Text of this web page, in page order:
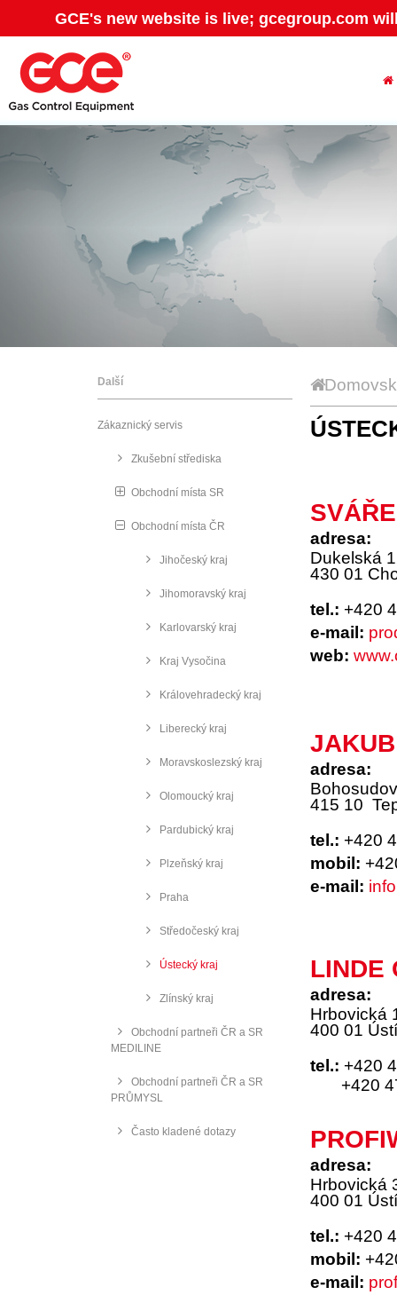
GCE's new website is live; gcegroup.com
Další
Zákaznický servis
Zkušební střediska
Obchodní místa SR
Obchodní místa ČR
Jihočeský kraj
Jihomoravský kraj
Karlovarský kraj
Kraj Vysočina
Královehradecký kraj
Liberecký kraj
Moravskoslezský kraj
Olomoucký kraj
Pardubický kraj
Plzeňský kraj
Praha
Středočeský kraj
Ústecký kraj
Zlínský kraj
Obchodní partneři ČR a SR
MEDILINE
Obchodní partneři ČR a SR
PRŮMYSL
Často kladené dotazy
adresa:
Dukelská
430 01
tel.: +420
e-mail:
web:
adresa:
415 10
tel.: +420
mobil:
e-mail:
LINDE
adresa:
Hrbovická
400 01
tel.: +420
+420
adresa:
Hrbovická
400 01
tel.: +420
mobil:
e-mail: